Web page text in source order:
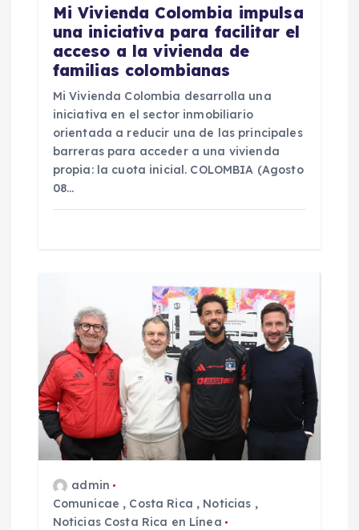
Mi Vivienda Colombia impulsa
una iniciativa para facilitar el
acceso a la vivienda de
familias colombianas
Mi Vivienda Colombia desarrolla una
iniciativa en el sector inmobiliario
orientada a reducir una de las principales
barreras para acceder a una vivienda
propia: la cuota inicial. COLOMBIA (Agosto
08…
admin
Comunicae , Costa Rica , Noticias ,
Noticias Costa Rica en Línea